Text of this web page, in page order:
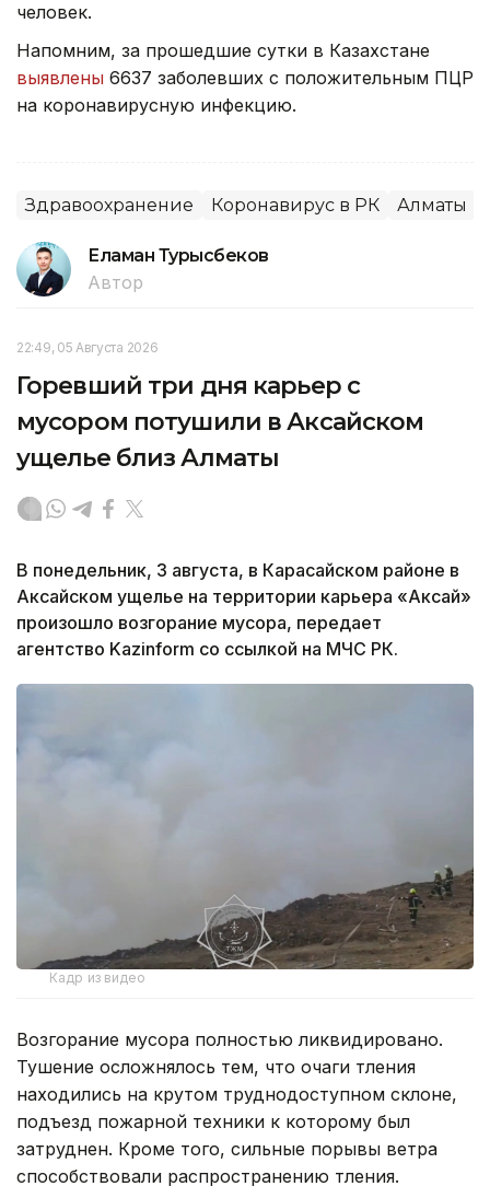
человек.
Напомним, за прошедшие сутки в Казахстане
выявлены 6637 заболевших с положительным ПЦР
на коронавирусную инфекцию.
Здравоохранение Коронавирус в РК Алматы
Еламан Турысбеков
Автор
22:49, 05 Августа 2026
Горевший три дня карьер с
мусором потушили в Аксайском
ущелье близ Алматы
В понедельник, 3 августа, в Карасайском районе в
Аксайском ущелье на территории карьера «Аксай»
произошло возгорание мусора, передает
агентство Kazinform со ссылкой на МЧС РК.
Кадр из видео
Возгорание мусора полностью ликвидировано.
Тушение осложнялось тем, что очаги тления
находились на крутом труднодоступном склоне,
подъезд пожарной техники к которому был
затруднен. Кроме того, сильные порывы ветра
способствовали распространению тления.